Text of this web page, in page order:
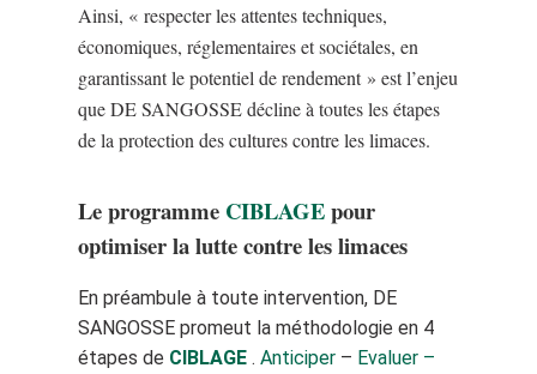
Ainsi, « respecter les attentes techniques,
économiques, réglementaires et sociétales, en
garantissant le potentiel de rendement » est l’enjeu
que DE SANGOSSE décline à toutes les étapes
de la protection des cultures contre les limaces.
Le programme CIBLAGEpour
optimiser la lutte contre les limaces
En préambule à toute intervention, DE
SANGOSSE promeut la méthodologie en 4
étapes de CIBLAGE. Anticiper – Evaluer –